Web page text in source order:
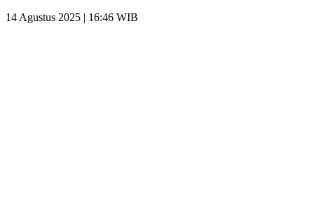
14 Agustus 2025 | 16:46 WIB